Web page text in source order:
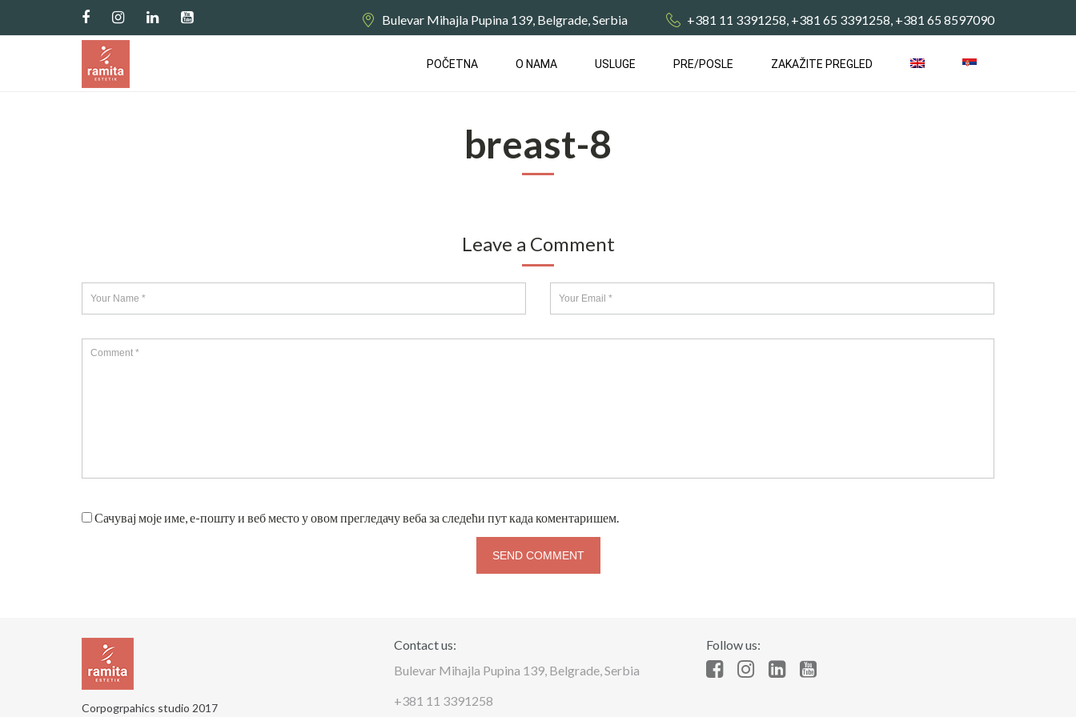
Bulevar Mihajla Pupina 139, Belgrade, Serbia +381 11 3391258, +381 65 3391258, +381 65 8597090
POČETNA О NAMA USLUGE PRE/POSLE ZAKAŽITE PREGLED
breast-8
Leave a Comment
Сачувај моје име, е-пошту и веб место у овом прегледачу веба за следећи пут када коментаришем.
Corpogrpahics studio 2017
Contact us:
Bulevar Mihajla Pupina 139, Belgrade, Serbia
+381 11 3391258
Follow us: